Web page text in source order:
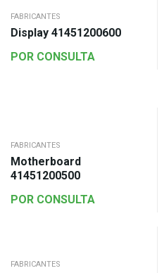
FABRICANTES
Display 41451200600
POR CONSULTA
FABRICANTES
Motherboard
41451200500
POR CONSULTA
FABRICANTES